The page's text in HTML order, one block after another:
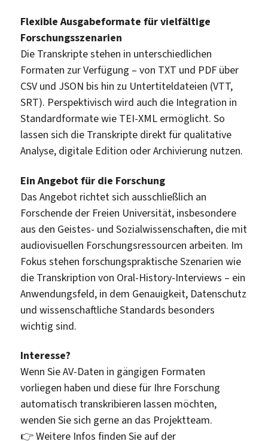
Flexible Ausgabeformate für vielfältige
Forschungsszenarien
Die Transkripte stehen in unterschiedlichen
Formaten zur Verfügung – von TXT und PDF über
CSV und JSON bis hin zu Untertiteldateien (VTT,
SRT). Perspektivisch wird auch die Integration in
Standardformate wie TEI-XML ermöglicht. So
lassen sich die Transkripte direkt für qualitative
Analyse, digitale Edition oder Archivierung nutzen.
Ein Angebot für die Forschung
Das Angebot richtet sich ausschließlich an
Forschende der Freien Universität, insbesondere
aus den Geistes- und Sozialwissenschaften, die mit
audiovisuellen Forschungsressourcen arbeiten. Im
Fokus stehen forschungspraktische Szenarien wie
die Transkription von Oral-History-Interviews – ein
Anwendungsfeld, in dem Genauigkeit, Datenschutz
und wissenschaftliche Standards besonders
wichtig sind.
Interesse?
Wenn Sie AV-Daten in gängigen Formaten
vorliegen haben und diese für Ihre Forschung
automatisch transkribieren lassen möchten,
wenden Sie sich gerne an das Projektteam.
👉 Weitere Infos finden Sie auf der